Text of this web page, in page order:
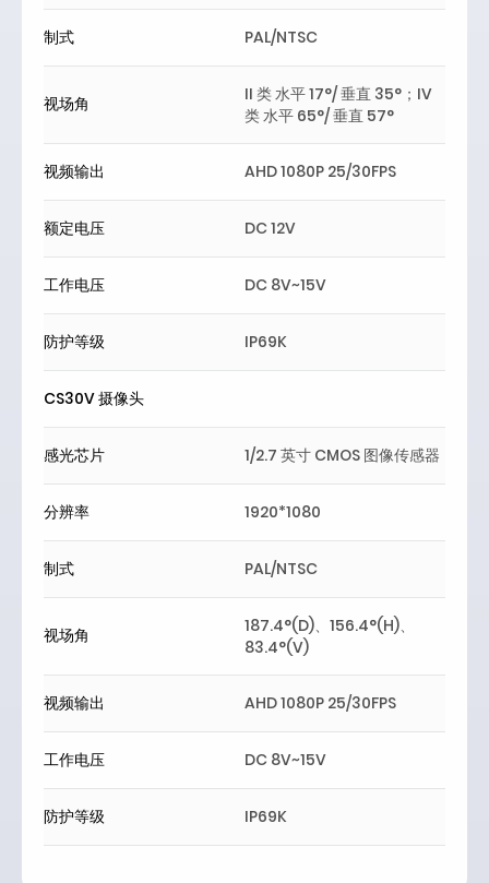
制式 PAL/NTSC
视场角
II 类 水平 17°/ 垂直 35°；IV
类 水平 65°/ 垂直 57°
视频输出 AHD 1080P 25/30FPS
额定电压 DC 12V
工作电压 DC 8V~15V
防护等级 IP69K
CS30V 摄像头
感光芯片 1/2.7 英寸 CMOS 图像传感器
分辨率 1920*1080
制式 PAL/NTSC
视场角
187.4°(D)、156.4°(H)、
83.4°(V)
视频输出 AHD 1080P 25/30FPS
工作电压 DC 8V~15V
防护等级 IP69K